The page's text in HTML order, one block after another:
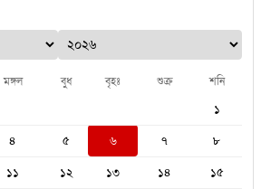
মঙ্গল বুধ বৃহঃ শুক্র শনি
১
৪ ৫ ৬ ৭
৮
১১ ১২ ১৩ ১৪ ১৫